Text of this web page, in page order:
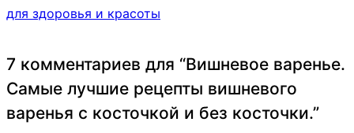
для здоровья и красоты
7 комментариев для “Вишневое варенье.
Самые лучшие рецепты вишневого
варенья с косточкой и без косточки.”